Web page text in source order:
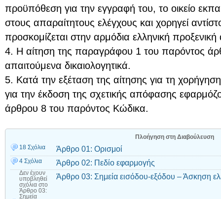
προϋπόθεση για την εγγραφή του, το οικείο
στους απαραίτητους ελέγχους και χορηγεί
προσκομίζεται στην αρμόδια ελληνική
4. Η αίτηση της παραγράφου 1 του παρόντος
απαιτούμενα δικαιολογητικά.
5. Κατά την εξέταση της αίτησης για τη
για την έκδοση της σχετικής απόφασης
άρθρου 8 του παρόντος Κώδικα.
Πλοήγηση στη Διαβούλευση
18 Σχόλια
Άρθρο 01: Ορισμοί
4 Σχόλια Άρθρο 02: Πεδίο εφαρμογής
Δεν έχουν
υποβληθεί
σχόλια στο
Άρθρο 03:
Σημεία
Άρθρο 03: Σημεία εισόδου-εξόδου – Άσκηση